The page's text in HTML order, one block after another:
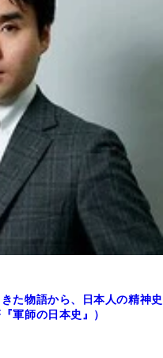
た物語から、日本人の精神史
軍師の日本史』）